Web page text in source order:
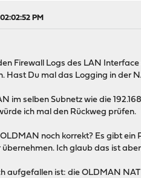
PM
Firewall Logs des LAN
Hast Du mal das Logging in der
im selben Subnetz wie die
ich mal den Rückweg prüfen.
noch korrekt? Es gibt
übernehmen. Ich glaub das ist
aufgefallen ist: die OLDMAN NAT